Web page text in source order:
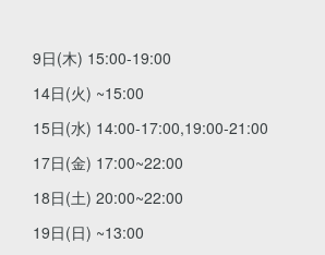
9日(木) 15:00-19:00
14日(火) ~15:00
15日(水) 14:00-17:00,19:00-21:00
17日(金) 17:00~22:00
18日(土) 20:00~22:00
19日(日) ~13:00